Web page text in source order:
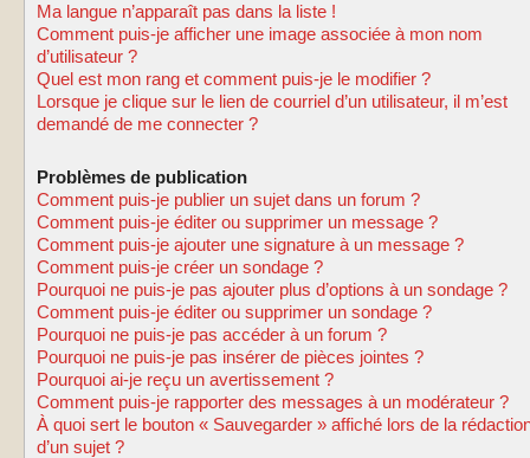
Ma langue n’apparaît pas dans la liste !
Comment puis-je afficher une image associée à mon nom
d’utilisateur ?
Quel est mon rang et comment puis-je le modifier ?
Lorsque je clique sur le lien de courriel d’un utilisateur, il m’est
demandé de me connecter ?
Problèmes de publication
Comment puis-je publier un sujet dans un forum ?
Comment puis-je éditer ou supprimer un message ?
Comment puis-je ajouter une signature à un message ?
Comment puis-je créer un sondage ?
Pourquoi ne puis-je pas ajouter plus d’options à un sondage ?
Comment puis-je éditer ou supprimer un sondage ?
Pourquoi ne puis-je pas accéder à un forum ?
Pourquoi ne puis-je pas insérer de pièces jointes ?
Pourquoi ai-je reçu un avertissement ?
Comment puis-je rapporter des messages à un modérateur ?
À quoi sert le bouton « Sauvegarder » affiché lors de la
d’un sujet ?